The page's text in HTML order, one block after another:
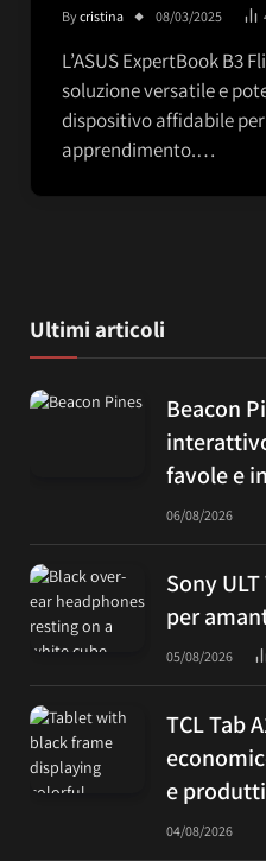
Bycristina 08/03/2025
L’ASUS ExpertBook B3
soluzione versatile e
dispositivo affidabile
apprendimento.…
Ultimi articoli
Beacon
favole e
06/08/2026
Sony
per
05/08/2026
TCL Tab
e
04/08/2026